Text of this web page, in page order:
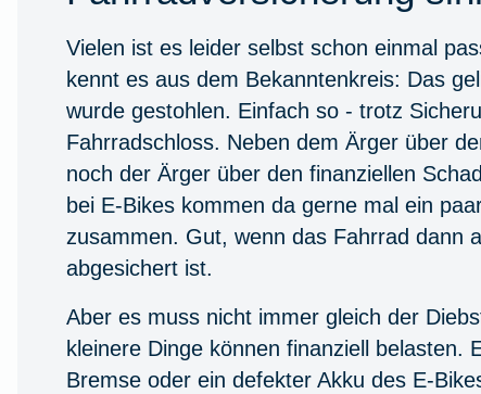
Vielen ist es leider selbst schon einmal
kennt es aus dem Bekanntenkreis: Das
wurde gestohlen. Einfach so - trotz
Fahrradschloss. Neben dem Ärger über
noch der Ärger über den finanziellen
bei E-Bikes kommen da gerne mal ein
zusammen. Gut, wenn das Fahrrad dann
abgesichert ist.
Aber es muss nicht immer gleich der
kleinere Dinge können finanziell belasten.
Bremse oder ein defekter Akku des E-